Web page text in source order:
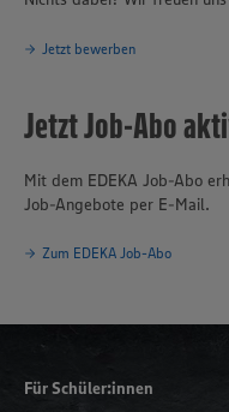
Jetzt bewerben
Jetzt Job-Abo
Mit dem EDEKA Job-Abo
Job-Angebote per E-Mail.
Zum EDEKA Job-Abo
Für Schüler:innen